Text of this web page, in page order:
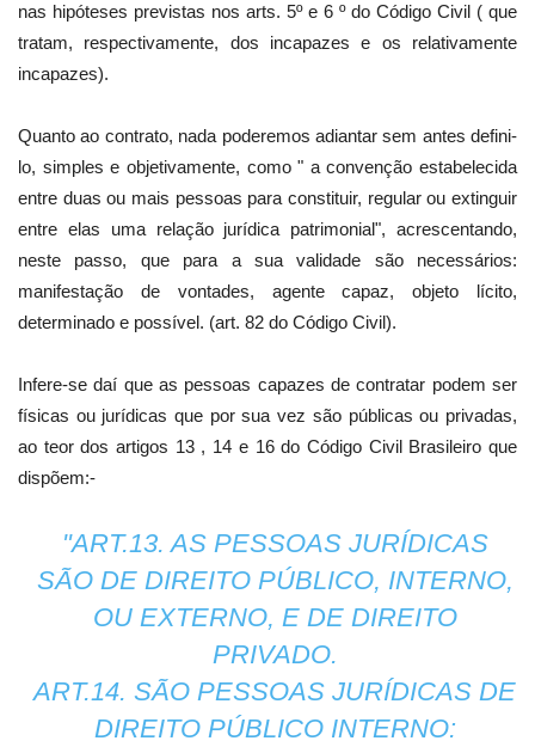
nas hipóteses previstas nos arts. 5º e 6 º do Código Civil ( que
tratam, respectivamente, dos incapazes e os relativamente
incapazes).
Quanto ao contrato, nada poderemos adiantar sem antes defini-
lo, simples e objetivamente, como " a convenção estabelecida
entre duas ou mais pessoas para constituir, regular ou extinguir
entre elas uma relação jurídica patrimonial", acrescentando,
neste passo, que para a sua validade são necessários:
manifestação de vontades, agente capaz, objeto lícito,
determinado e possível. (art. 82 do Código Civil).
Infere-se daí que as pessoas capazes de contratar podem ser
físicas ou jurídicas que por sua vez são públicas ou privadas,
ao teor dos artigos 13 , 14 e 16 do Código Civil Brasileiro que
dispõem:-
"ART.13. AS PESSOAS JURÍDICAS
SÃO DE DIREITO PÚBLICO, INTERNO,
OU EXTERNO, E DE DIREITO
PRIVADO.
ART.14. SÃO PESSOAS JURÍDICAS DE
DIREITO PÚBLICO INTERNO: